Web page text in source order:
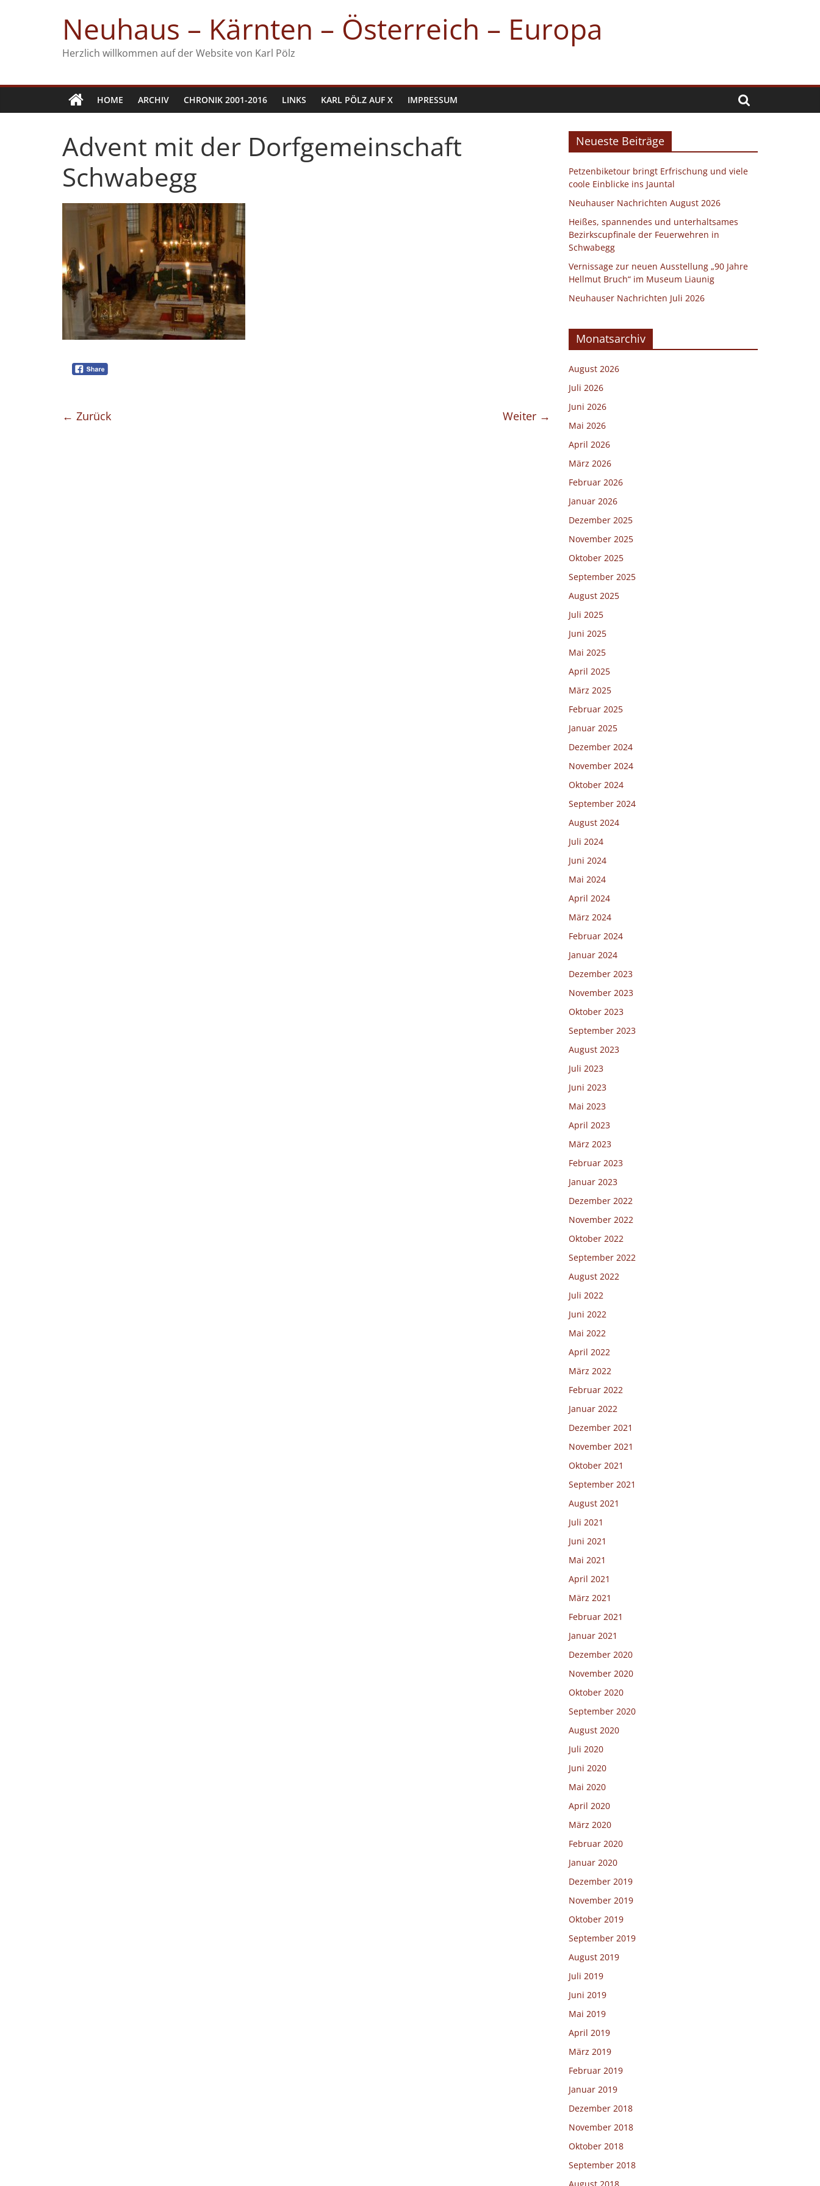
Neuhaus – Kärnten – Österreich – Europa
Herzlich willkommen auf der Website von Karl Pölz
HOME ARCHIV CHRONIK 2001-2016 LINKS KARL PÖLZ AUF X IMPRESSUM
Advent mit der Dorfgemeinschaft
Schwabegg
← Zurück Weiter →
Neueste Beiträge
Petzenbiketour bringt Erfrischung und viele
coole Einblicke ins Jauntal
Neuhauser Nachrichten August 2026
Heißes, spannendes und unterhaltsames
Bezirkscupfinale der Feuerwehren in
Schwabegg
Vernissage zur neuen Ausstellung „90 Jahre
Hellmut Bruch“ im Museum Liaunig
Neuhauser Nachrichten Juli 2026
Monatsarchiv
August 2026
Juli 2026
Juni 2026
Mai 2026
April 2026
März 2026
Februar 2026
Januar 2026
Dezember 2025
November 2025
Oktober 2025
September 2025
August 2025
Juli 2025
Juni 2025
Mai 2025
April 2025
März 2025
Februar 2025
Januar 2025
Dezember 2024
November 2024
Oktober 2024
September 2024
August 2024
Juli 2024
Juni 2024
Mai 2024
April 2024
März 2024
Februar 2024
Januar 2024
Dezember 2023
November 2023
Oktober 2023
September 2023
August 2023
Juli 2023
Juni 2023
Mai 2023
April 2023
März 2023
Februar 2023
Januar 2023
Dezember 2022
November 2022
Oktober 2022
September 2022
August 2022
Juli 2022
Juni 2022
Mai 2022
April 2022
März 2022
Februar 2022
Januar 2022
Dezember 2021
November 2021
Oktober 2021
September 2021
August 2021
Juli 2021
Juni 2021
Mai 2021
April 2021
März 2021
Februar 2021
Januar 2021
Dezember 2020
November 2020
Oktober 2020
September 2020
August 2020
Juli 2020
Juni 2020
Mai 2020
April 2020
März 2020
Februar 2020
Januar 2020
Dezember 2019
November 2019
Oktober 2019
September 2019
August 2019
Juli 2019
Juni 2019
Mai 2019
April 2019
März 2019
Februar 2019
Januar 2019
Dezember 2018
November 2018
Oktober 2018
September 2018